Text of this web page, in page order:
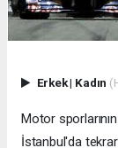
Erkek| Kadın
Motor
İstanbul'da